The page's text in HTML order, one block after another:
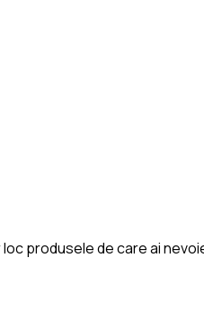
produsele de care ai